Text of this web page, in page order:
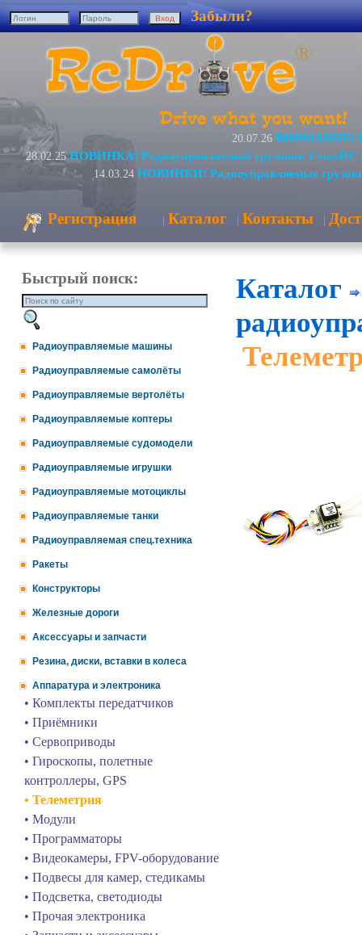
Забыли?
20.07.26 ВНИМАНИЕ!
28.02.25 НОВИНКА! Радиоуправляемый грузовик CrossRC
14.03.24 НОВИНКИ! Радиоуправляемые
Регистрация | Каталог | Контакты |
Быстрый поиск:
Радиоуправляемые машины
Радиоуправляемые самолёты
Радиоуправляемые вертолёты
Радиоуправляемые коптеры
Радиоуправляемые судомодели
Радиоуправляемые игрушки
Радиоуправляемые мотоциклы
Радиоуправляемые танки
Радиоуправляемая спец.техника
Ракеты
Конструкторы
Железные дороги
Аксессуары и запчасти
Резина, диски, вставки в колеса
Аппаратура и электроника
• Комплекты передатчиков
• Приёмники
• Сервоприводы
• Гироскопы, полетные
контроллеры, GPS
• Телеметрия
• Модули
• Программаторы
• Видеокамеры, FPV-оборудование
• Подвесы для камер, стедикамы
• Подсветка, светодиоды
• Прочая электроника
Каталог